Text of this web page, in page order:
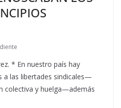
* En nuestro país hay
a las libertades sindicales—
colectiva y huelga—además